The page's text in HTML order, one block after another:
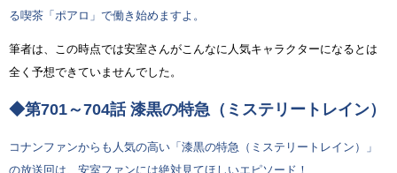
る喫茶「ポアロ」で働き始めますよ。
筆者は、この時点では安室さんがこんなに人気キャラクターになるとは
全く予想できていませんでした。
◆第701～704話 漆黒の特急（ミステリートレイン）
コナンファンからも人気の高い「漆黒の特急（ミステリートレイン）」
の放送回は、安室ファンには絶対見てほしいエピソード！